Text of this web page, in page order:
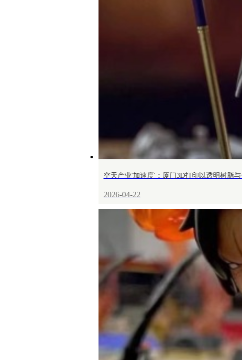
空天产业'加速度'：厦门3D打印以透明树脂
2026-04-22